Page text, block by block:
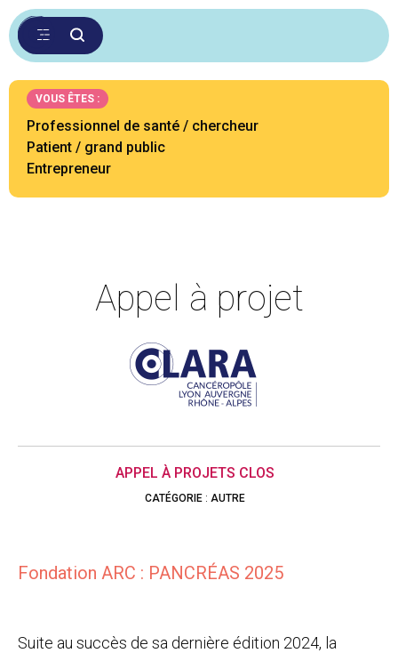
VOUS ÊTES :
Professionnel de santé / chercheur
Patient / grand public
Entrepreneur
Appel à projet
APPEL À PROJETS CLOS
CATÉGORIE: AUTRE
Fondation ARC : PANCRÉAS 2025
Suite au succès de sa dernière édition 2024, la